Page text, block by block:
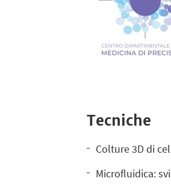
Tecniche
Colture 3D di
Microfluidica: